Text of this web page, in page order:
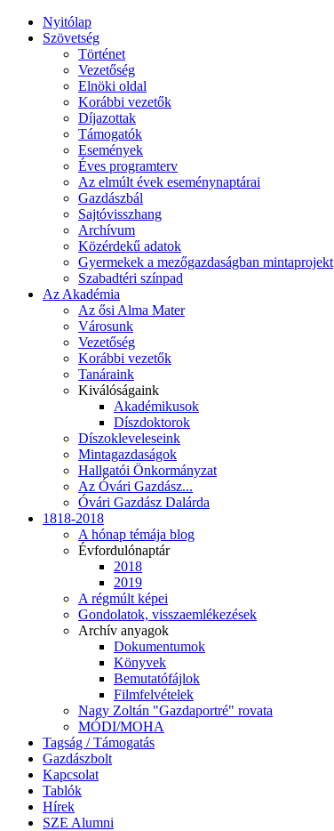
Nyitólap
Szövetség
Történet
Vezetőség
Elnöki oldal
Korábbi vezetők
Díjazottak
Támogatók
Események
Éves programterv
Az elmúlt évek eseménynaptárai
Gazdászbál
Sajtóvisszhang
Archívum
Közérdekű adatok
Gyermekek a mezőgazdaságban mintaprojekt
Szabadtéri színpad
Az Akadémia
Az ősi Alma Mater
Városunk
Vezetőség
Korábbi vezetők
Tanáraink
Kiválóságaink
Akadémikusok
Díszdoktorok
Díszokleveleseink
Mintagazdaságok
Hallgatói Önkormányzat
Az Óvári Gazdász...
Óvári Gazdász Dalárda
1818-2018
A hónap témája blog
Évfordulónaptár
2018
2019
A régmúlt képei
Gondolatok, visszaemlékezések
Archív anyagok
Dokumentumok
Könyvek
Bemutatófájlok
Filmfelvételek
Nagy Zoltán "Gazdaportré" rovata
MÓDI/MOHA
Tagság / Támogatás
Gazdászbolt
Kapcsolat
Tablók
Hírek
SZE Alumni